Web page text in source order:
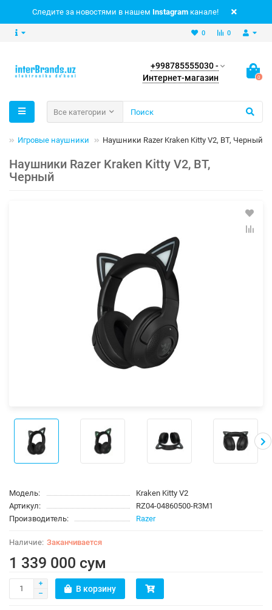
Следите за новостями в нашем Instagram канале!
0
0
+998785555030 -
Интернет-магазин
0
Все категории
Игровые наушники Наушники Razer Kraken Kitty V2, BT, Черный
Наушники Razer Kraken Kitty V2, BT,
Черный
Модель:
Kraken Kitty V2
Артикул:
RZ04-04860500-R3M1
Производитель:
Razer
Заканчивается
1 339 000 сум
В корзину